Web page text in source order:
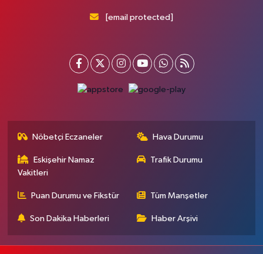
[email protected]
Nöbetçi Eczaneler Hava Durumu
Eskişehir Namaz
Vakitleri
Trafik Durumu
Puan Durumu ve Fikstür Tüm Manşetler
Son Dakika Haberleri Haber Arşivi